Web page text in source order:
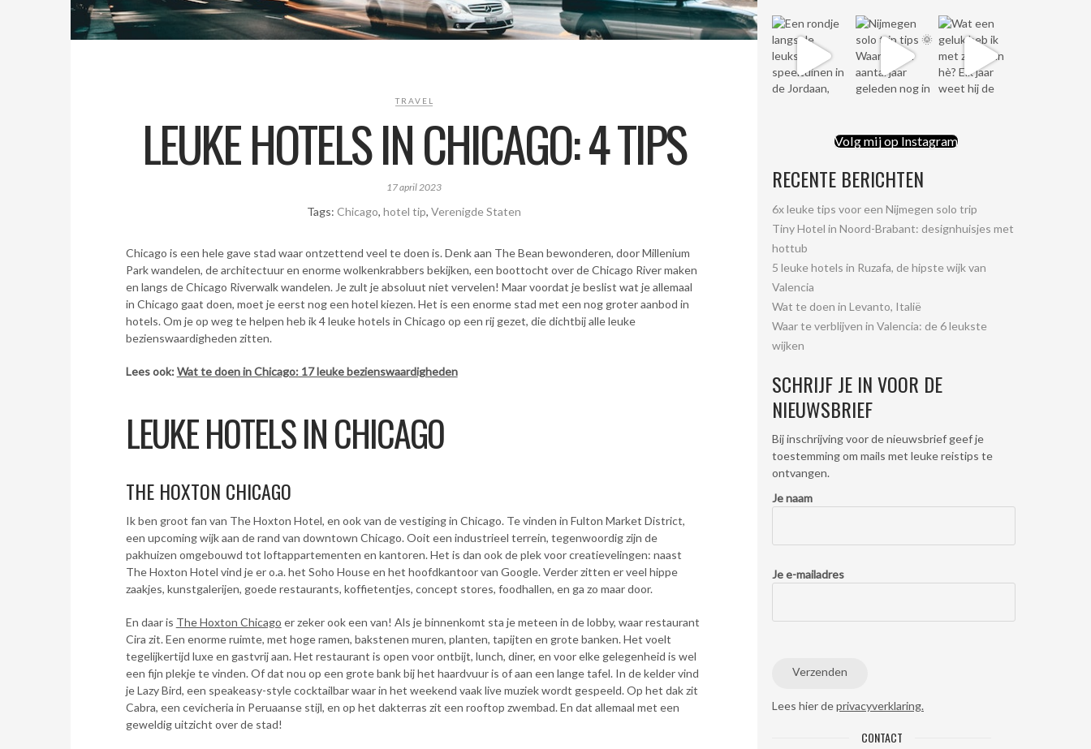
TRAVEL
LEUKE HOTELS IN CHICAGO: 4 TIPS
17 april 2023
Tags: Chicago, hotel tip, Verenigde Staten
Chicago is een hele gave stad waar ontzettend veel te doen is. Denk aan The Bean bewonderen, door Millenium
Park wandelen, de architectuur en enorme wolkenkrabbers bekijken, een boottocht over de Chicago River maken
en langs de Chicago Riverwalk wandelen. Je zult je absoluut niet vervelen! Maar voordat je beslist wat je allemaal
in Chicago gaat doen, moet je eerst nog een hotel kiezen. Het is een enorme stad met een nog groter aanbod in
hotels. Om je op weg te helpen heb ik 4 leuke hotels in Chicago op een rij gezet, die dichtbij alle leuke
bezienswaardigheden zitten.
Lees ook:Wat te doen in Chicago: 17 leuke bezienswaardigheden
LEUKE HOTELS IN CHICAGO
THE HOXTON CHICAGO
Ik ben groot fan van The Hoxton Hotel, en ook van de vestiging in Chicago. Te vinden in Fulton Market District,
een upcoming wijk aan de rand van downtown Chicago. Ooit een industrieel terrein, tegenwoordig zijn de
pakhuizen omgebouwd tot loftappartementen en kantoren. Het is dan ook de plek voor creatievelingen: naast
The Hoxton Hotel vind je er o.a. het Soho House en het hoofdkantoor van Google. Verder zitten er veel hippe
zaakjes, kunstgalerijen, goede restaurants, koffietentjes, concept stores, foodhallen, en ga zo maar door.
En daar is The Hoxton Chicago er zeker ook een van! Als je binnenkomt sta je meteen in de lobby, waar restaurant
Cira zit. Een enorme ruimte, met hoge ramen, bakstenen muren, planten, tapijten en grote banken. Het voelt
tegelijkertijd luxe en gastvrij aan. Het restaurant is open voor ontbijt, lunch, diner, en voor elke gelegenheid is wel
een fijn plekje te vinden. Of dat nou op een grote bank bij het haardvuur is of aan een lange tafel. In de kelder vind
je Lazy Bird, een speakeasy-style cocktailbar waar in het weekend vaak live muziek wordt gespeeld. Op het dak zit
Cabra, een cevicheria in Peruaanse stijl, en op het dakterras zit een rooftop zwembad. En dat allemaal met een
geweldig uitzicht over de stad!
Volg mij op Instagram
RECENTE BERICHTEN
6x leuke tips voor een Nijmegen solo trip
Tiny Hotel in Noord-Brabant: designhuisjes met
hottub
5 leuke hotels in Ruzafa, de hipste wijk van
Valencia
Wat te doen in Levanto, Italië
Waar te verblijven in Valencia: de 6 leukste
wijken
SCHRIJF JE IN VOOR DE
NIEUWSBRIEF
Bij inschrijving voor de nieuwsbrief geef je
toestemming om mails met leuke reistips te
ontvangen.
Je naam
Je e-mailadres
Lees hier deprivacyverklaring.
CONTACT